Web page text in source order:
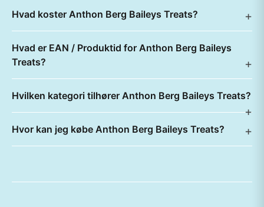
Hvad koster Anthon Berg Baileys Treats?
Hvad er EAN / Produktid for Anthon Berg Baileys
Treats?
Hvilken kategori tilhører Anthon Berg Baileys Treats?
Hvor kan jeg købe Anthon Berg Baileys Treats?